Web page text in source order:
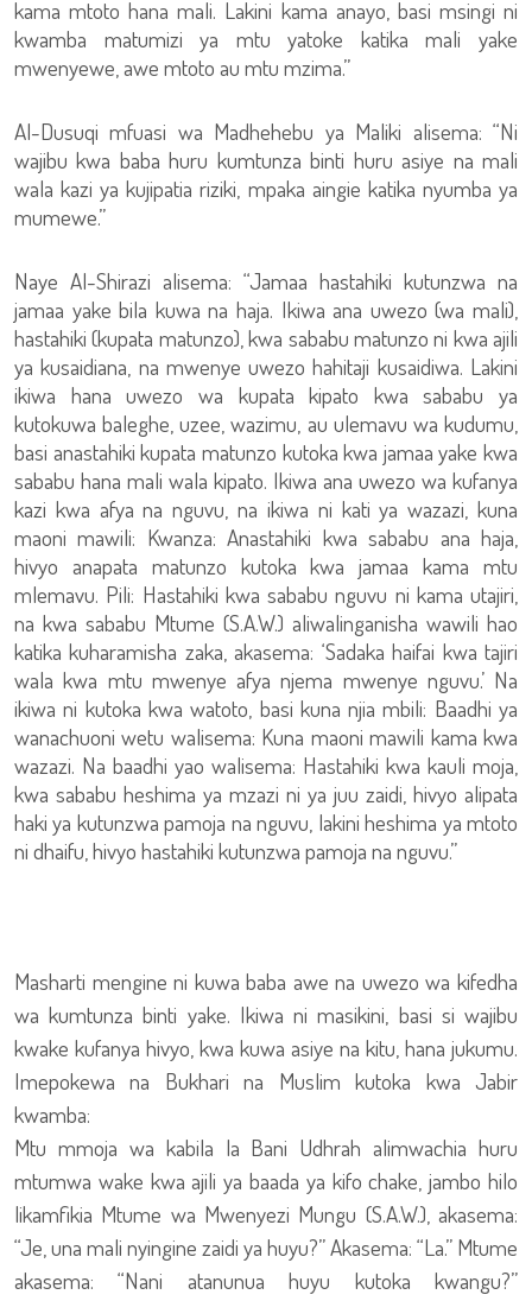
kama mtoto hana mali. Lakini kama anayo, basi msingi ni
kwamba matumizi ya mtu yatoke katika mali yake
mwenyewe, awe mtoto au mtu mzima.”
Al-Dusuqi mfuasi wa Madhehebu ya Maliki alisema: “Ni
wajibu kwa baba huru kumtunza binti huru asiye na mali
wala kazi ya kujipatia riziki, mpaka aingie katika nyumba ya
mumewe.”
Naye Al-Shirazi alisema: “Jamaa hastahiki kutunzwa na
jamaa yake bila kuwa na haja. Ikiwa ana uwezo (wa mali),
hastahiki (kupata matunzo), kwa sababu matunzo ni kwa ajili
ya kusaidiana, na mwenye uwezo hahitaji kusaidiwa. Lakini
ikiwa hana uwezo wa kupata kipato kwa sababu ya
kutokuwa baleghe, uzee, wazimu, au ulemavu wa kudumu,
basi anastahiki kupata matunzo kutoka kwa jamaa yake kwa
sababu hana mali wala kipato. Ikiwa ana uwezo wa kufanya
kazi kwa afya na nguvu, na ikiwa ni kati ya wazazi, kuna
maoni mawili: Kwanza: Anastahiki kwa sababu ana haja,
hivyo anapata matunzo kutoka kwa jamaa kama mtu
mlemavu. Pili: Hastahiki kwa sababu nguvu ni kama utajiri,
na kwa sababu Mtume (S.A.W.) aliwalinganisha wawili hao
katika kuharamisha zaka, akasema: ‘Sadaka haifai kwa tajiri
wala kwa mtu mwenye afya njema mwenye nguvu.’ Na
ikiwa ni kutoka kwa watoto, basi kuna njia mbili: Baadhi ya
wanachuoni wetu walisema: Kuna maoni mawili kama kwa
wazazi. Na baadhi yao walisema: Hastahiki kwa kauli moja,
kwa sababu heshima ya mzazi ni ya juu zaidi, hivyo alipata
haki ya kutunzwa pamoja na nguvu, lakini heshima ya mtoto
ni dhaifu, hivyo hastahiki kutunzwa pamoja na nguvu.”
Masharti mengine ni kuwa baba awe na uwezo wa kifedha
wa kumtunza binti yake. Ikiwa ni masikini, basi si wajibu
kwake kufanya hivyo, kwa kuwa asiye na kitu, hana jukumu.
Imepokewa na Bukhari na Muslim kutoka kwa Jabir
kwamba:
Mtu mmoja wa kabila la Bani Udhrah alimwachia huru
mtumwa wake kwa ajili ya baada ya kifo chake, jambo hilo
likamfikia Mtume wa Mwenyezi Mungu (S.A.W.), akasema:
“Je, una mali nyingine zaidi ya huyu?” Akasema: “La.” Mtume
akasema: “Nani atanunua huyu kutoka kwangu?”